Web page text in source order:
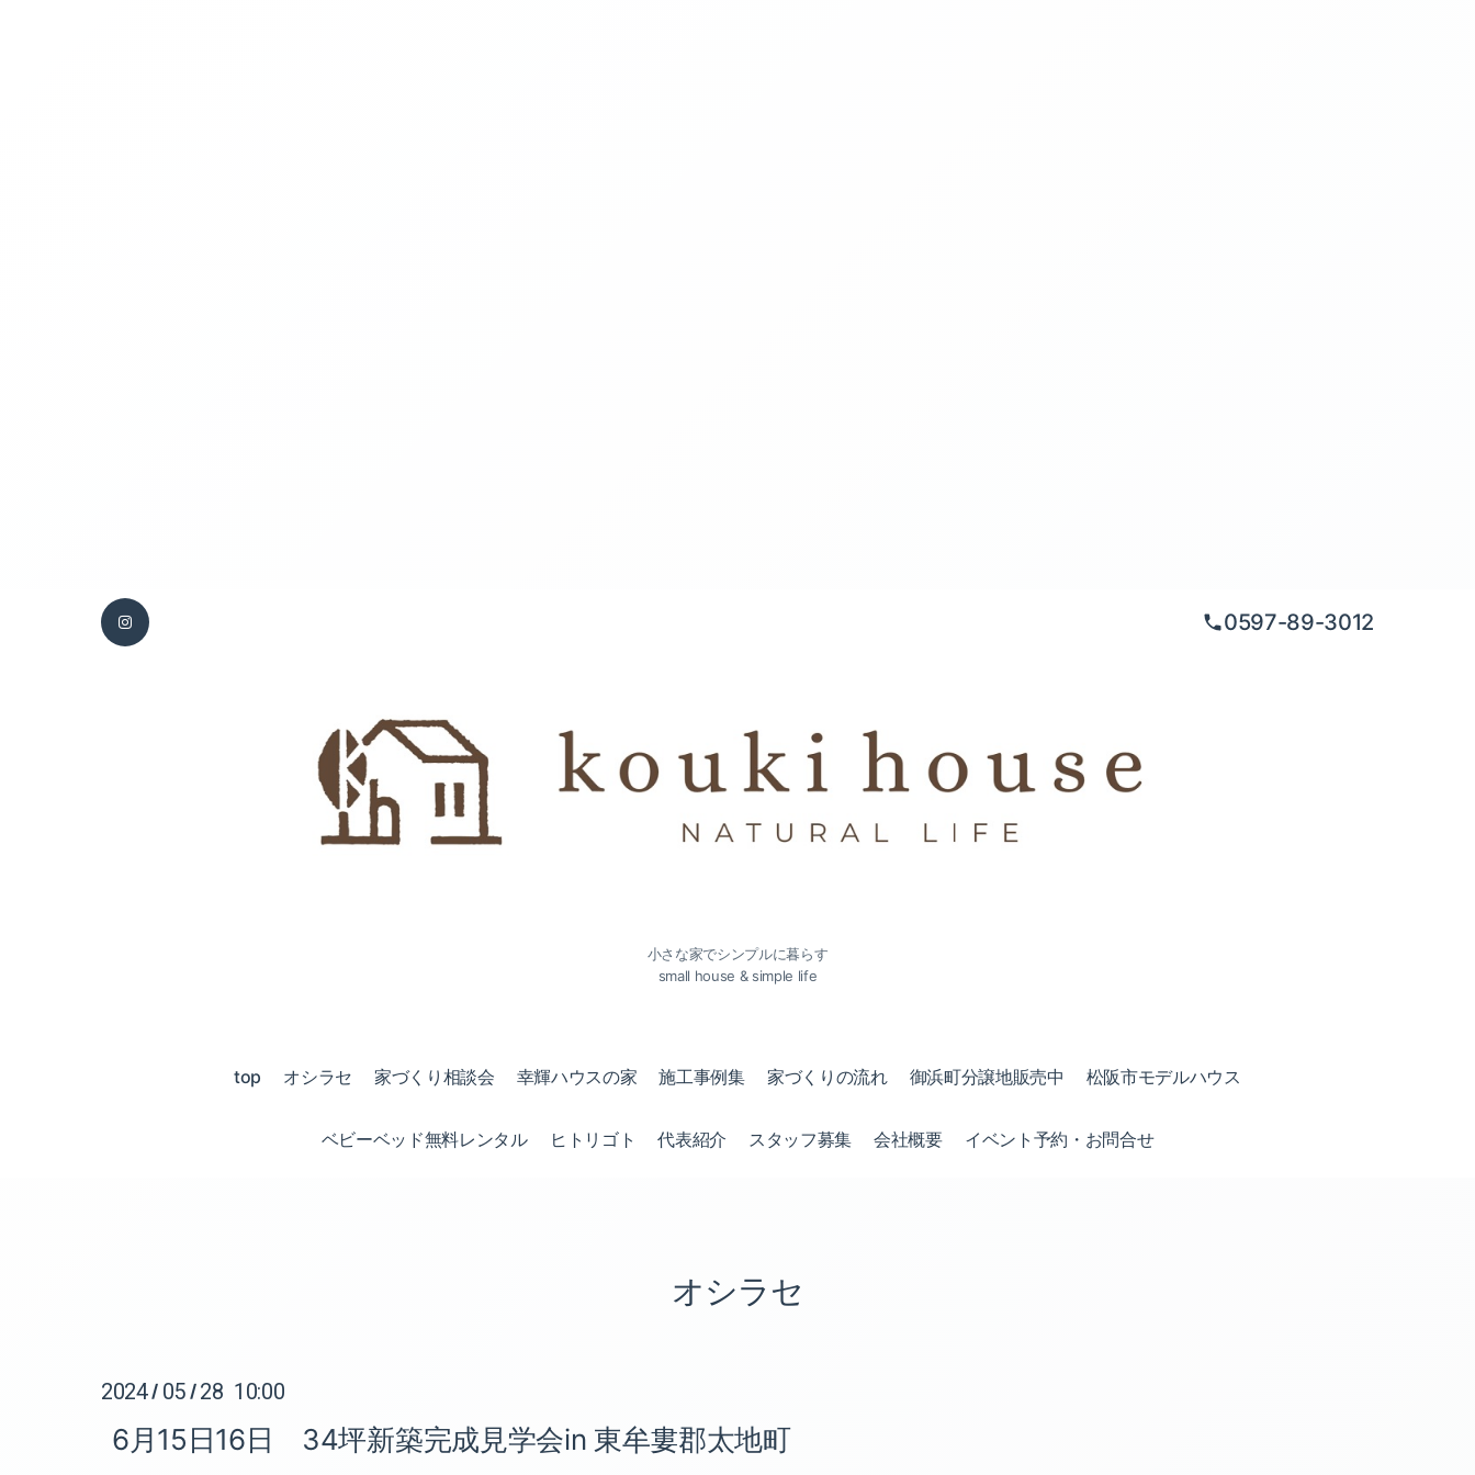
0597-89-3012
小さな家でシンプルに暮らす
small house & simple life
top オシラセ 家づくり相談会 幸輝ハウスの家 施工事例集 家づくりの流れ 御浜町分譲地販売中 松阪市モデルハウス
ベビーベッド無料レンタル ヒトリゴト 代表紹介 スタッフ募集 会社概要 イベント予約・お問合せ
オシラセ
2024/ 05 / 28 10:00
6月15日16日 34坪新築完成見学会in 東牟婁郡太地町